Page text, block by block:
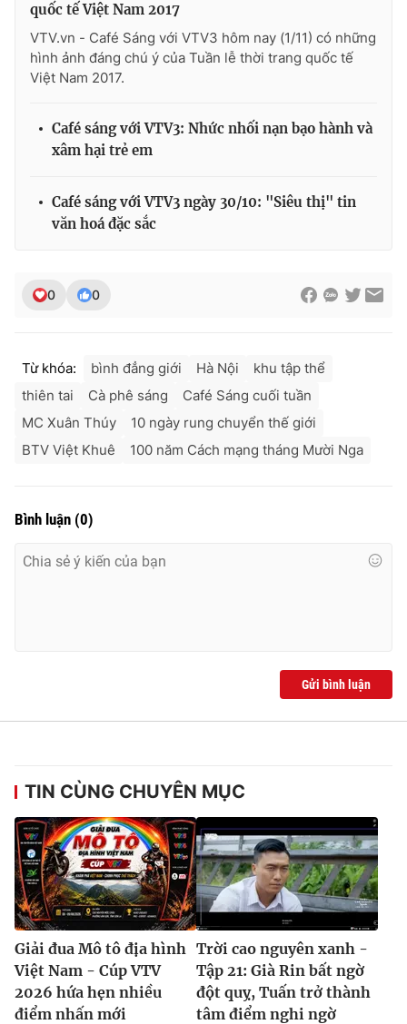
THỜI BÁO VTV
Cơ quan chủ quản: Đài Truyền hình Việt Nam
cấp ngày 29/12/2023
Nguyễn Trọng Ninh
Tổng đài VTV:024.38 355 931 - 024.38 355 932
Ðiện thoại Thời báo VTV:024.66 897 897
Email: toasoan@vtv.vn
® Cấm sao chép dưới mọi hình thức nếu không có sự chấp
quốc tế Việt Nam 2017
VTV.vn - Café Sáng với VTV3 hôm nay (1/11) có những
hình ảnh đáng chú ý của Tuần lễ thời trang quốc tế
Việt Nam 2017.
Café sáng với VTV3: Nhức nhối nạn bạo hành và
xâm hại trẻ em
Café sáng với VTV3 ngày 30/10: "Siêu thị" tin
văn hoá đặc sắc
0 0
Từ khóa: bình đẳng giới Hà Nội
khu tập thể
thiên tai
Cà phê sáng
Café Sáng cuối tuần
MC Xuân Thúy
10 ngày rung chuyển thế giới
BTV Việt Khuê
100 năm Cách mạng tháng Mười Nga
Bình luận (0)
Gửi bình luận
TIN CÙNG CHUYÊN MỤC
Giải đua Mô tô địa hình
Việt Nam - Cúp VTV
2026 hứa hẹn nhiều
điểm nhấn mới
Trời cao nguyên xanh -
Tập 21: Già Rin bất ngờ
đột quỵ, Tuấn trở thành
tâm điểm nghi ngờ